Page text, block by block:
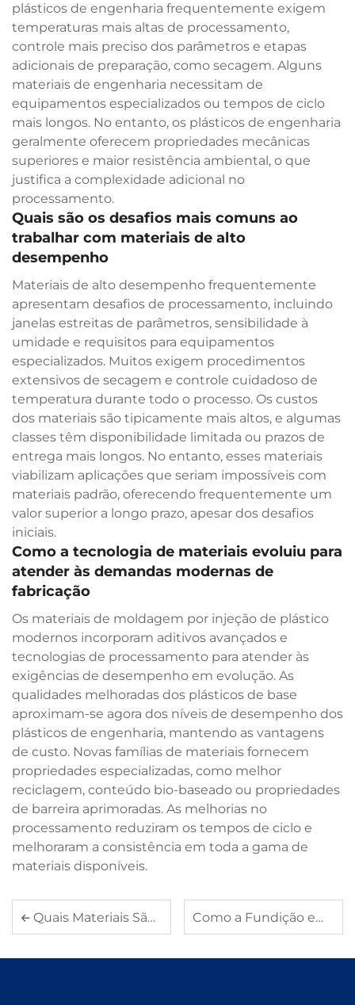
plásticos de engenharia frequentemente exigem
temperaturas mais altas de processamento,
controle mais preciso dos parâmetros e etapas
adicionais de preparação, como secagem. Alguns
materiais de engenharia necessitam de
equipamentos especializados ou tempos de ciclo
mais longos. No entanto, os plásticos de engenharia
geralmente oferecem propriedades mecânicas
superiores e maior resistência ambiental, o que
justifica a complexidade adicional no
processamento.
Quais são os desafios mais comuns ao
trabalhar com materiais de alto
desempenho
Materiais de alto desempenho frequentemente
apresentam desafios de processamento, incluindo
janelas estreitas de parâmetros, sensibilidade à
umidade e requisitos para equipamentos
especializados. Muitos exigem procedimentos
extensivos de secagem e controle cuidadoso de
temperatura durante todo o processo. Os custos
dos materiais são tipicamente mais altos, e algumas
classes têm disponibilidade limitada ou prazos de
entrega mais longos. No entanto, esses materiais
viabilizam aplicações que seriam impossíveis com
materiais padrão, oferecendo frequentemente um
valor superior a longo prazo, apesar dos desafios
iniciais.
Como a tecnologia de materiais evoluiu para
atender às demandas modernas de
fabricação
Os materiais de moldagem por injeção de plástico
modernos incorporam aditivos avançados e
tecnologias de processamento para atender às
exigências de desempenho em evolução. As
qualidades melhoradas dos plásticos de base
aproximam-se agora dos níveis de desempenho dos
plásticos de engenharia, mantendo as vantagens
de custo. Novas famílias de materiais fornecem
propriedades especializadas, como melhor
reciclagem, conteúdo bio-baseado ou propriedades
de barreira aprimoradas. As melhorias no
processamento reduziram os tempos de ciclo e
melhoraram a consistência em toda a gama de
materiais disponíveis.
Quais Materiais São Mais Adequados para Peças de Estampagem de Metal Como a Fundição em Moldes de Alumínio Garante Precisão na Produção em Massa